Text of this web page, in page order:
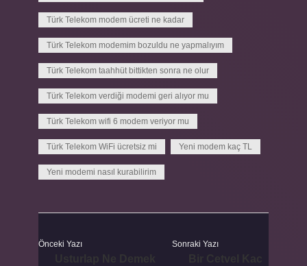
Türk Telekom modem ücreti ne kadar
Türk Telekom modemim bozuldu ne yapmalıyım
Türk Telekom taahhüt bittikten sonra ne olur
Türk Telekom verdiği modemi geri alıyor mu
Türk Telekom wifi 6 modem veriyor mu
Türk Telekom WiFi ücretsiz mi Yeni modem kaç TL
Yeni modemi nasıl kurabilirim
Önceki Yazı Sonraki Yazı